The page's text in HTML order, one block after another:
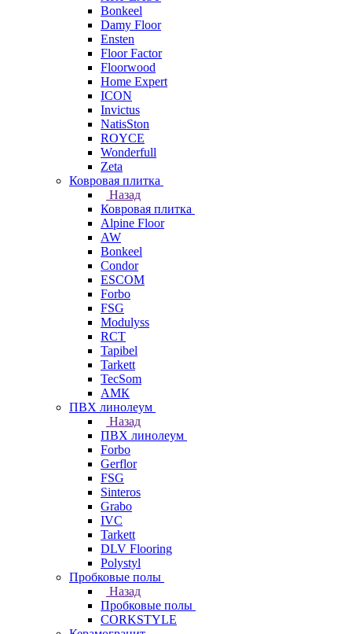
Bonkeel
Damy Floor
Ensten
Floor Factor
Floorwood
Home Expert
ICON
Invictus
NatisSton
ROYCE
Wonderfull
Zeta
Ковровая плитка
Назад
Ковровая плитка
Alpine Floor
AW
Bonkeel
Condor
ESCOM
Forbo
FSG
Modulyss
RCT
Tapibel
Tarkett
TecSom
АМК
ПВХ линолеум
Назад
ПВХ линолеум
Forbo
Gerflor
FSG
Sinteros
Grabo
IVC
Tarkett
DLV Flooring
Polystyl
Пробковые полы
Назад
Пробковые полы
CORKSTYLE